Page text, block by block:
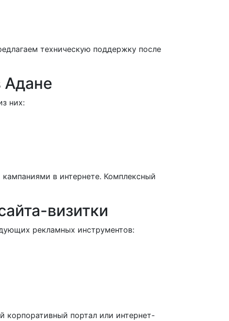
техническую поддержку после
Адане
них:
в интернете. Комплексный
визитки
рекламных инструментов:
корпоративный портал или интернет-